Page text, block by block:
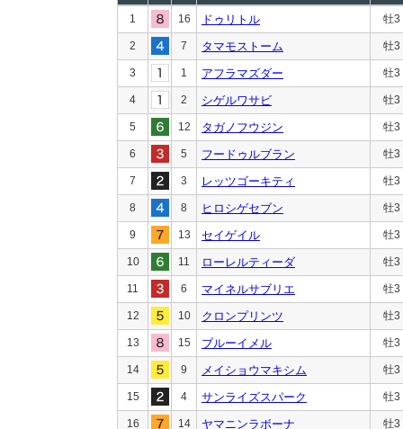
1 16 ドゥリトル 牡3
2 7 タマモストーム 牡3
3 1 アフラマズダー 牡3
4 2 シゲルワサビ 牡3
5 12 タガノフウジン 牡3
6 5 フードゥルブラン 牡3
7 3 レッツゴーキティ 牡3
8 8 ヒロシゲセブン 牡3
9 13 セイゲイル 牡3
10 11 ローレルティーダ 牡3
11 6 マイネルサブリエ 牡3
12 10 クロンプリンツ 牡3
13 15 ブルーイメル 牡3
14 9 メイショウマキシム 牡3
15 4 サンライズスパーク 牡3
16 14 ヤマニンラボーナ 牡3